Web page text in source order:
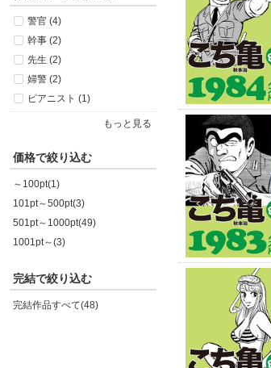
警官 (4)
幹事 (2)
先生 (2)
婦警 (2)
ピアニスト (1)
もっと見る
価格で絞り込む
～100pt(1)
101pt～500pt(3)
501pt～1000pt(49)
1001pt～(3)
完結で絞り込む
完結作品すべて(48)